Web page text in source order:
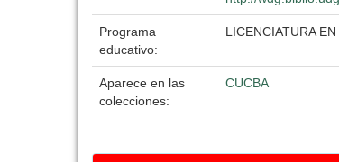
Programa
educativo:
LICENCIATURA
Aparece en las
colecciones:
CUCBA